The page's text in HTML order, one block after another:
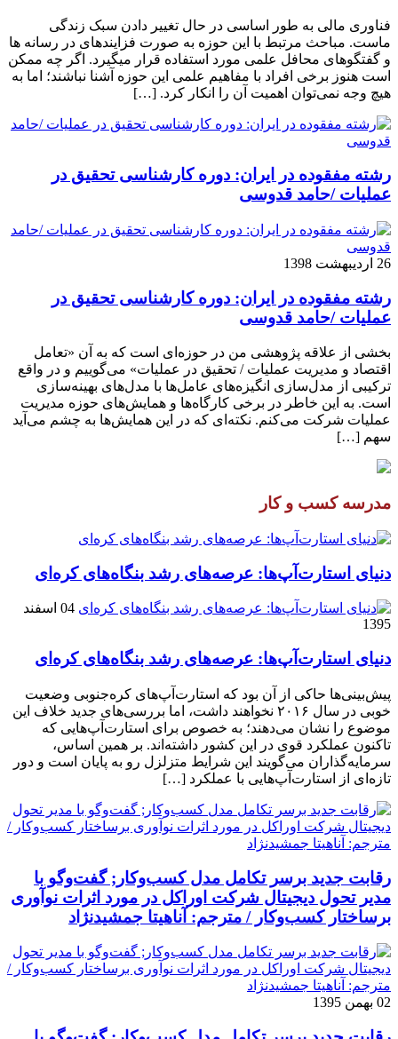
فناوری مالی به طور اساسی در حال تغییر دادن سبک زندگی
ماست. مباحث مرتبط با این حوزه به صورت فزاینده­ای در رسانه­ ها
و گفتگوهای محافل علمی مورد استفاده قرار می­گیرد. اگر چه ممکن
است هنوز برخی افراد با مفاهیم علمی این حوزه آشنا نباشند؛ اما به
هیچ وجه نمی‌توان اهمیت آن را انکار کرد. […]
رشته مفقوده در ایران: دوره کارشناسی تحقیق در
عملیات /حامد قدوسی
26 اردیبهشت 1398
رشته مفقوده در ایران: دوره کارشناسی تحقیق در
عملیات /حامد قدوسی
بخشی از علاقه پژوهشی من در حوزه‌ای است که به آن «تعامل
اقتصاد و مدیریت عملیات / تحقیق در عملیات» می‌گوییم و در واقع
ترکیبی از مدل‌سازی انگیزه‌های عامل‌ها با مدل‌های بهینه‌سازی
است. به این خاطر در برخی کارگاه‌ها و همایش‌های حوزه مدیریت
عملیات شرکت می‌کنم. نکته‌ای که در این همایش‌ها به چشم می‌آید
سهم […]
مدرسه کسب و کار
دنیای استارت‌آپ‌ها: عرصه‌های رشد بنگاه‌های کره‌ای‌
04 اسفند
1395
دنیای استارت‌آپ‌ها: عرصه‌های رشد بنگاه‌های کره‌ای‌
پیش‌بینی‌ها حاکی از آن بود که استارت‌آپ‌های کره‌جنوبی وضعیت
خوبی در سال ۲۰۱۶ نخواهند داشت، اما بررسی‌های جدید خلاف این
موضوع را نشان می‌دهند؛ به خصوص برای استارت‌آپ‌هایی که
تاکنون عملکرد قوی در این کشور داشته‌اند. بر همین اساس،
سرمایه‌گذاران می‌گویند این شرایط متزلزل رو به پایان است و دور
تازه‌ای از استارت‌آپ‌هایی با عملکرد […]
رقابت جدید برسر تکامل مدل کسب‌و‌کار; گفت‌وگو با
مدیر تحول دیجیتال شرکت اوراکل در مورد اثرات نوآوری
برساختار کسب‌وکار / مترجم: آناهیتا جمشیدنژاد
02 بهمن 1395